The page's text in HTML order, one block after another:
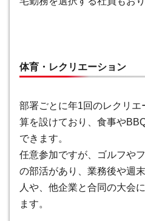
体育・レクリエーション
部署ごとに年1回のレクリ
算を設けており、食事や
できます。
任意参加ですが、ゴルフや
の部活があり、業務後や週
人や、他企業と合同の大会
ます。